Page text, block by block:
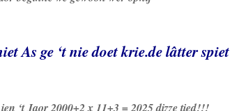
As ge ‘t nie doet krie.de lâtter spiet
‘t Jaor 2000+2 x 11+3 = 2025 dizze tied!!!